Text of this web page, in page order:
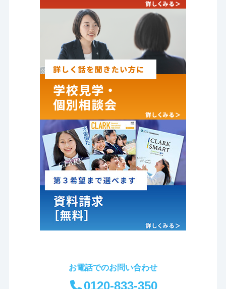
お電話でのお問い合わせ
0120-833-350